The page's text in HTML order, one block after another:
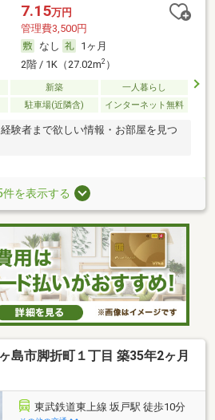
7.15万円
管理費3,500円
なし
1ヶ月
2階 / 1K（27.02m2）
新築
一人暮らし
駐車場(近隣含) インターネット無料
験者まで欲しい情報・お部屋を見つ
を表示する
島市脚折町１丁目 築35年2ヶ月
東武鉄道東上線 坂戸駅 徒歩10分